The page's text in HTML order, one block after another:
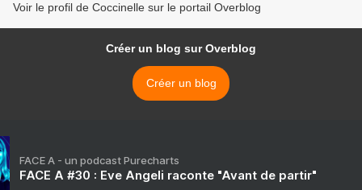
Voir le profil de Coccinelle sur le portail Overblog
Créer un blog sur Overblog
Créer un blog
FACE A - un podcast Purecharts
FACE A #30 : Eve Angeli raconte "Avant de partir"